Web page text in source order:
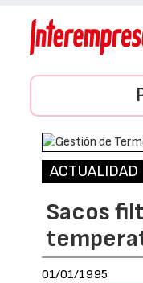
ACTUALIDAD
Sacos
01/01/1995